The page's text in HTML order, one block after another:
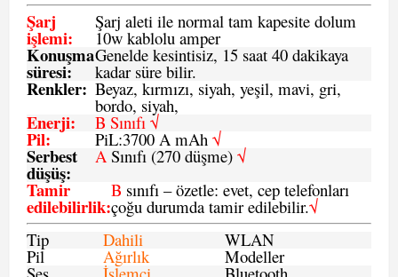
Şarj
işlemi:
Şarj aleti ile normal tam kapesite dolum
10w kablolu amper
Konuşma
süresi:
Genelde kesintisiz, 15 saat 40 dakikaya
kadar süre bilir.
Renkler: Beyaz, kırmızı, siyah, yeşil, mavi, gri,
bordo, siyah,
Enerji: B Sınıfı √
Pil: PiL:3700 A mAh √
Serbest
düşüş:
ASınıfı (270 düşme) √
Tamir
edilebilirlik:
B sınıfı – özetle: evet, cep telefonları
çoğu durumda tamir edilebilir.√
Tip
Dahili WLAN
Pil Ağırlık Modeller